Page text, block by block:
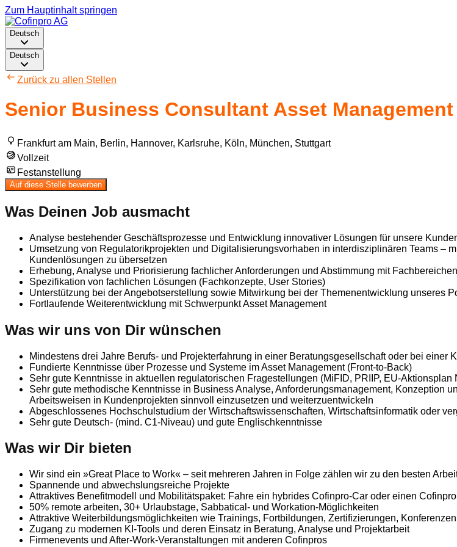
Zum Hauptinhalt springen
Deutsch
Deutsch
Zurück zu allen Stellen
Senior Business Consultant Asset Management
Frankfurt am Main, Berlin, Hannover, Karlsruhe, Köln, München, Stuttgart
Vollzeit
Festanstellung
Auf diese Stelle bewerben
Was Deinen Job ausmacht
Analyse bestehender Geschäftsprozesse und Entwicklung innovativer Lösungen für unsere
Umsetzung von Regulatorikprojekten und Digitalisierungsvorhaben in interdisziplinären Teams –
Kundenlösungen zu übersetzen
Erhebung, Analyse und Priorisierung fachlicher Anforderungen und Abstimmung mit
Spezifikation von fachlichen Lösungen (Fachkonzepte, User Stories)
Unterstützung bei der Angebotserstellung sowie Mitwirkung bei der Themenentwicklung unseres
Fortlaufende Weiterentwicklung mit Schwerpunkt Asset Management
Was wir uns von Dir wünschen
Mindestens drei Jahre Berufs- und Projekterfahrung in einer Beratungsgesellschaft oder bei einer
Fundierte Kenntnisse über Prozesse und Systeme im Asset Management (Front-to-Back)
Sehr gute Kenntnisse in aktuellen regulatorischen Fragestellungen (MiFID, PRIIP, EU-Aktionsplan
Sehr gute methodische Kenntnisse in Business Analyse, Anforderungsmanagement, Konzeption
Arbeitsweisen in Kundenprojekten sinnvoll einzusetzen und weiterzuentwickeln
Abgeschlossenes Hochschulstudium der Wirtschaftswissenschaften, Wirtschaftsinformatik oder
Sehr gute Deutsch- (mind. C1-Niveau) und gute Englischkenntnisse
Was wir Dir bieten
Wir sind ein »Great Place to Work« – seit mehreren Jahren in Folge zählen wir zu den besten
Spannende und abwechslungsreiche Projekte
Attraktives Benefitmodell und Mobilitätspaket: Fahre ein hybrides Cofinpro-Car oder einen
50% remote arbeiten, 30+ Urlaubstage, Sabbatical- und Workation-Möglichkeiten
Attraktive Weiterbildungsmöglichkeiten wie Trainings, Fortbildungen, Zertifizierungen,
Zugang zu modernen KI-Tools und deren Einsatz in Beratung, Analyse und Projektarbeit
Firmenevents und After-Work-Veranstaltungen mit anderen Cofinpros